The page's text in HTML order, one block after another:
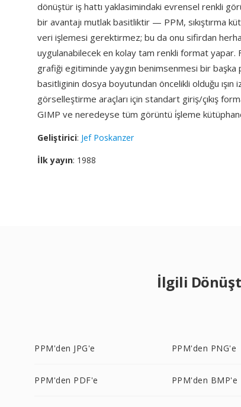
dönüştür iş hattı yaklasimindaki evrensel renkli
bir avantajı mutlak basitliktir — PPM, sıkıştırma
veri işlemesi gerektirmez; bu da onu sifirdan
uygulanabilecek en kolay tam renkli format yapar.
grafiği egitiminde yaygın benimsenmesi bir
basitliginin dosya boyutundan öncelikli olduğu
görselleştirme araçları için standart giriş/çıkış
GIMP ve neredeyse tüm görüntü i̇şleme
Geliştirici: Jef Poskanzer
İlk yayın: 1988
İlgili
PPM'den JPG'e PPM'den PNG'e
PPM'den PDF'e PPM'den BMP'e